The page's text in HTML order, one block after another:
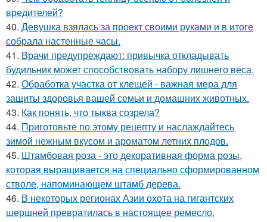
вредителей?
40. Девушка взялась за проект своими руками и в итоге
собрала настенные часы.
41. Врачи предупреждают: привычка откладывать
будильник может способствовать набору лишнего веса.
42. Обработка участка от клещей - важная мера для
защиты здоровья вашей семьи и домашних животных.
43. Как понять, что тыква созрела?
44. Приготовьте по этому рецепту и наслаждайтесь
зимой нежным вкусом и ароматом летних плодов.
45. Штамбовая роза - это декоративная форма розы,
которая выращивается на специально сформированном
стволе, напоминающем штамб дерева.
46. В некоторых регионах Азии охота на гигантских
шершней превратилась в настоящее ремесло,